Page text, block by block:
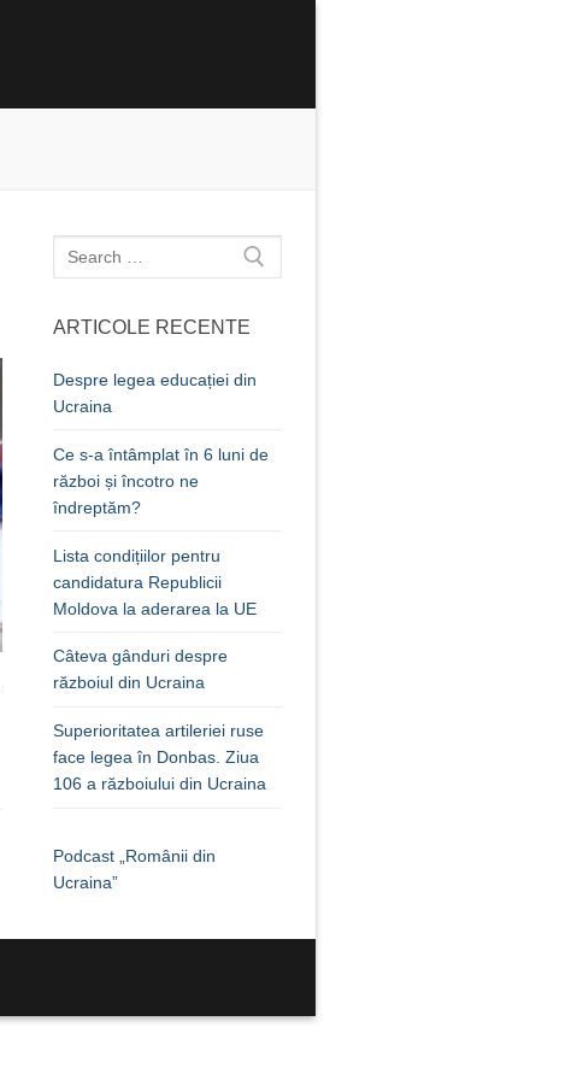
Caută
după:
ARTICOLE RECENTE
Despre legea educației din
Ucraina
Ce s-a întâmplat în 6 luni de
război și încotro ne
îndreptăm?
Lista condițiilor pentru
candidatura Republicii
Moldova la aderarea la UE
Câteva gânduri despre
războiul din Ucraina
Superioritatea artileriei ruse
face legea în Donbas. Ziua
106 a războiului din Ucraina
Podcast „Românii din
Ucraina”